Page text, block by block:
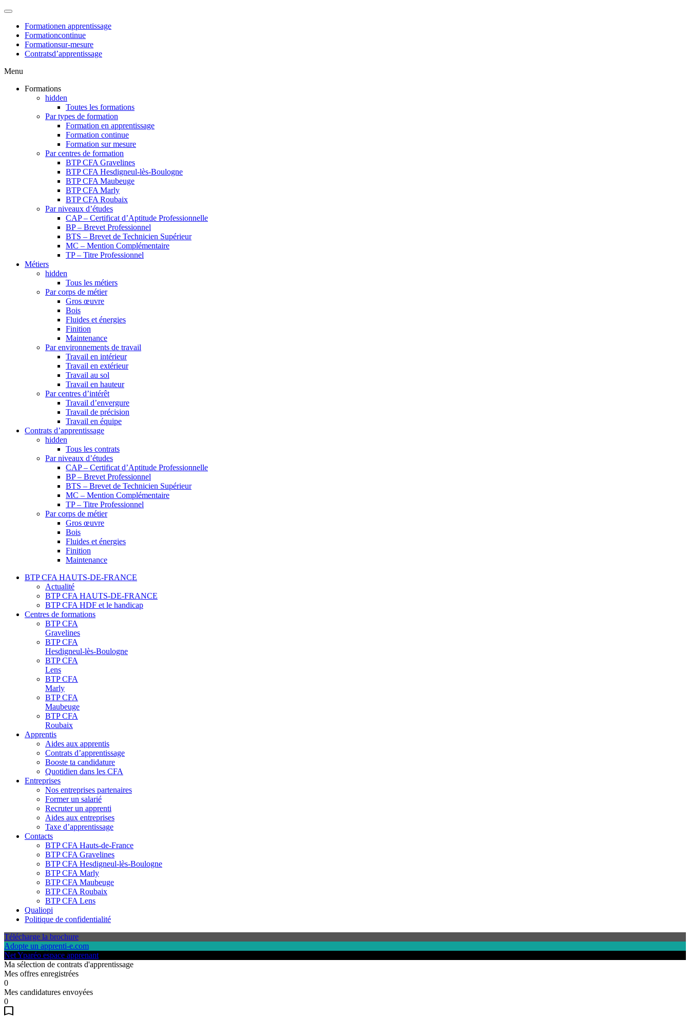
Formationen apprentissage
Formationcontinue
Formationsur-mesure
Contratsd’apprentissage
Menu
Formations
hidden
Toutes les formations
Par types de formation
Formation en apprentissage
Formation continue
Formation sur mesure
Par centres de formation
BTP CFA Gravelines
BTP CFA Hesdigneul-lès-Boulogne
BTP CFA Maubeuge
BTP CFA Marly
BTP CFA Roubaix
Par niveaux d’études
CAP – Certificat d’Aptitude Professionnelle
BP – Brevet Professionnel
BTS – Brevet de Technicien Supérieur
MC – Mention Complémentaire
TP – Titre Professionnel
Métiers
hidden
Tous les métiers
Par corps de métier
Gros œuvre
Bois
Fluides et énergies
Finition
Maintenance
Par environnements de travail
Travail en intérieur
Travail en extérieur
Travail au sol
Travail en hauteur
Par centres d’intérêt
Travail d’envergure
Travail de précision
Travail en équipe
Contrats d’apprentissage
hidden
Tous les contrats
Par niveaux d’études
CAP – Certificat d’Aptitude Professionnelle
BP – Brevet Professionnel
BTS – Brevet de Technicien Supérieur
MC – Mention Complémentaire
TP – Titre Professionnel
Par corps de métier
Gros œuvre
Bois
Fluides et énergies
Finition
Maintenance
BTP CFA HAUTS-DE-FRANCE
Actualité
BTP CFA HAUTS-DE-FRANCE
BTP CFA HDF et le handicap
Centres de formations
BTP CFA
Gravelines
BTP CFA
Hesdigneul-lès-Boulogne
BTP CFA
Lens
BTP CFA
Marly
BTP CFA
Maubeuge
BTP CFA
Roubaix
Apprentis
Aides aux apprentis
Contrats d’apprentissage
Booste ta candidature
Quotidien dans les CFA
Entreprises
Nos entreprises partenaires
Former un salarié
Recruter un apprenti
Aides aux entreprises
Taxe d’apprentissage
Contacts
BTP CFA Hauts-de-France
BTP CFA Gravelines
BTP CFA Hesdigneul-lès-Boulogne
BTP CFA Marly
BTP CFA Maubeuge
BTP CFA Roubaix
BTP CFA Lens
Qualiopi
Politique de confidentialité
Télécharge la brochure
Adopte un apprenti-e.com
Net Yparéo espace apprenant
Ma sélection de contrats d'apprentissage
Mes offres enregistrées
0
Mes candidatures envoyées
0